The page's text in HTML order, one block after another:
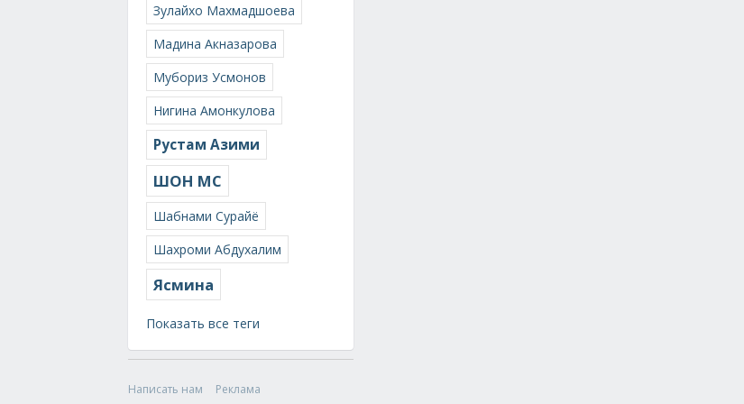
Зулайхо Махмадшоева
Мадина Акназарова
Мубориз Усмонов
Нигина Амонкулова
Рустам Азими
ШОН МС
Шабнами Сурайё
Шахроми Абдухалим
Ясмина
Показать все теги
Написать нам
Реклама